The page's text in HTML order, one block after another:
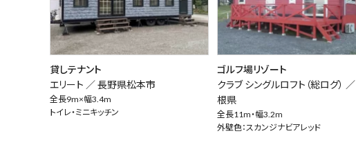
貸しテナント
エリート ／長野県松本市
全長9m×幅3.4m
トイレ・ミニキッチン
ゴルフ場リゾート
クラブ シングルロフト（総ログ） ／
根県
全長11m・幅3.2m
外壁色：スカンジナビアレッド